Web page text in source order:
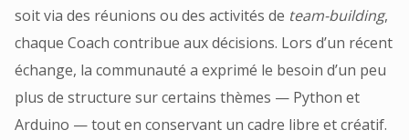
soit via des réunions ou des activités de team-building,
chaque Coach contribue aux décisions. Lors d’un récent
échange, la communauté a exprimé le besoin d’un peu
plus de structure sur certains thèmes — Python et
Arduino — tout en conservant un cadre libre et créatif.